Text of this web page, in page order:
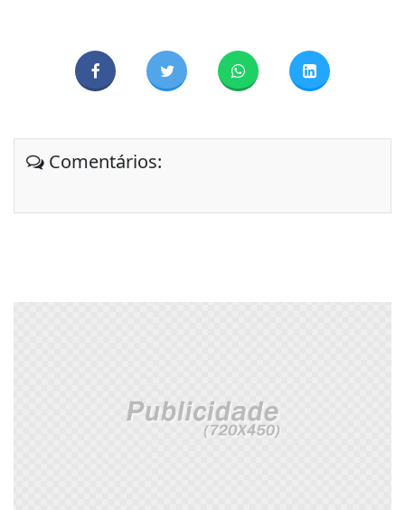
Comentários: